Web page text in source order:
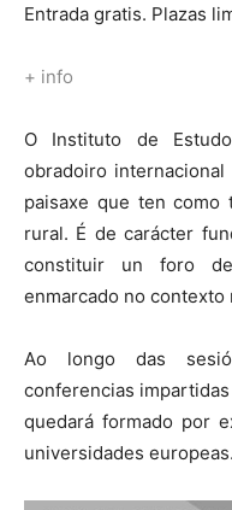
Entrada gratis. Plazas
+ info
O Instituto de
obradoiro
paisaxe que ten como
rural. É de carácter
constituir un foro
enmarcado no contexto
Ao longo das
conferencias
quedará formado por
universidades europeas.